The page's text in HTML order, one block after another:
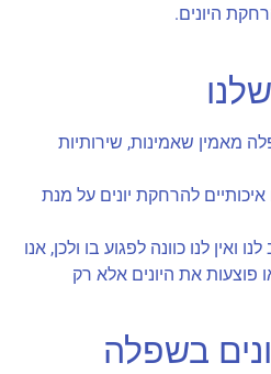
מאמין שאמינות, שירותיות
להרחקת יונים על מנת
לנו כוונה לפגוע בו ולכן, אנו
פוצעות את היונים אלא רק
בשפלה